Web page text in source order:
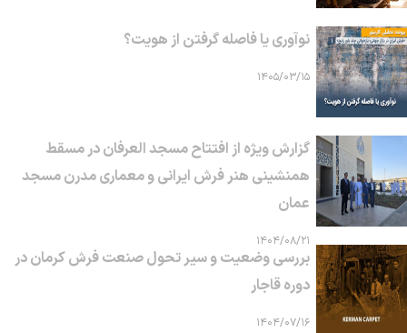
نوآوری یا فاصله گرفتن از هویت؟
۱۴۰۵/۰۳/۱۵
گزارش ویژه از افتتاح مسجد العرفان در مسقط
همنشینی هنر فرش ایرانی و معماری مدرن مسجد
عمان
۱۴۰۴/۰۸/۲۱
بررسی وضعیت و سیر تحول صنعت فرش کرمان در
دوره قاجار
۱۴۰۴/۰۷/۱۶